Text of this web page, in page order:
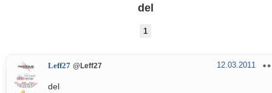
del
1
Leff27 @Leff27 12.03.2011
del